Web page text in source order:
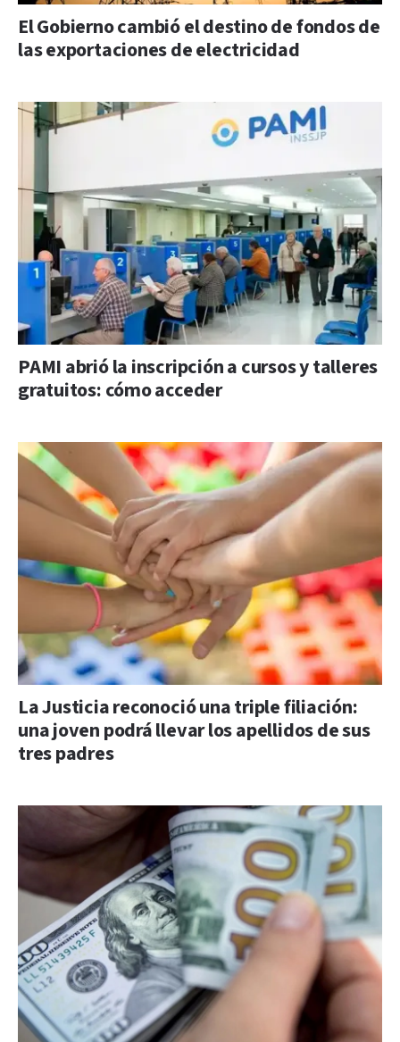
El Gobierno cambió el destino de fondos de
las exportaciones de electricidad
PAMI abrió la inscripción a cursos y talleres
gratuitos: cómo acceder
La Justicia reconoció una triple filiación:
una joven podrá llevar los apellidos de sus
tres padres